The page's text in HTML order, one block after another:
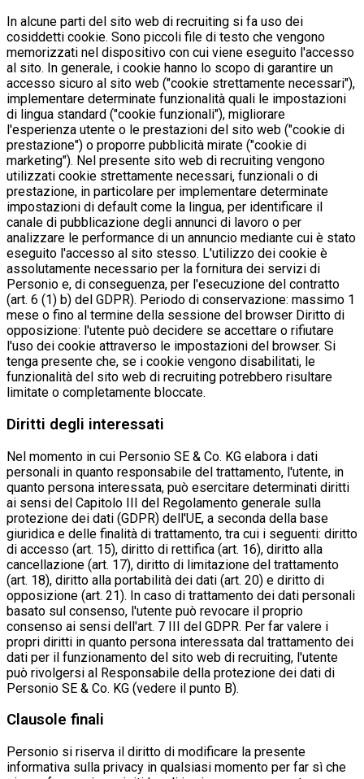
In alcune parti del sito web di recruiting si fa uso dei
cosiddetti cookie. Sono piccoli file di testo che vengono
memorizzati nel dispositivo con cui viene eseguito l'accesso
al sito. In generale, i cookie hanno lo scopo di garantire un
accesso sicuro al sito web ("cookie strettamente necessari"),
implementare determinate funzionalità quali le impostazioni
di lingua standard ("cookie funzionali"), migliorare
l'esperienza utente o le prestazioni del sito web ("cookie di
prestazione") o proporre pubblicità mirate ("cookie di
marketing"). Nel presente sito web di recruiting vengono
utilizzati cookie strettamente necessari, funzionali o di
prestazione, in particolare per implementare determinate
impostazioni di default come la lingua, per identificare il
canale di pubblicazione degli annunci di lavoro o per
analizzare le performance di un annuncio mediante cui è stato
eseguito l'accesso al sito stesso. L'utilizzo dei cookie è
assolutamente necessario per la fornitura dei servizi di
Personio e, di conseguenza, per l'esecuzione del contratto
(art. 6 (1) b) del GDPR). Periodo di conservazione: massimo 1
mese o fino al termine della sessione del browser Diritto di
opposizione: l'utente può decidere se accettare o rifiutare
l'uso dei cookie attraverso le impostazioni del browser. Si
tenga presente che, se i cookie vengono disabilitati, le
funzionalità del sito web di recruiting potrebbero risultare
limitate o completamente bloccate.
Diritti degli interessati
Nel momento in cui Personio SE & Co. KG elabora i dati
personali in quanto responsabile del trattamento, l'utente, in
quanto persona interessata, può esercitare determinati diritti
ai sensi del Capitolo III del Regolamento generale sulla
protezione dei dati (GDPR) dell'UE, a seconda della base
giuridica e delle finalità di trattamento, tra cui i seguenti: diritto
di accesso (art. 15), diritto di rettifica (art. 16), diritto alla
cancellazione (art. 17), diritto di limitazione del trattamento
(art. 18), diritto alla portabilità dei dati (art. 20) e diritto di
opposizione (art. 21). In caso di trattamento dei dati personali
basato sul consenso, l'utente può revocare il proprio
consenso ai sensi dell'art. 7 III del GDPR. Per far valere i
propri diritti in quanto persona interessata dal trattamento dei
dati per il funzionamento del sito web di recruiting, l'utente
può rivolgersi al Responsabile della protezione dei dati di
Personio SE & Co. KG (vedere il punto B).
Clausole finali
Personio si riserva il diritto di modificare la presente
informativa sulla privacy in qualsiasi momento per far sì che